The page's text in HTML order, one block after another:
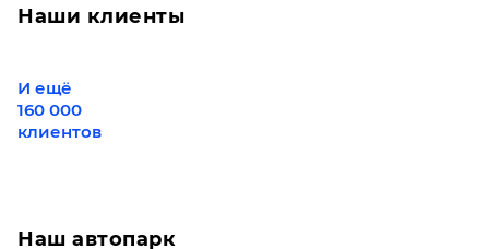
Наши клиенты
И ещё
160 000
клиентов
Наш автопарк